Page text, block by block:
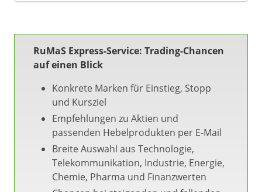
RuMaS Express-Service: Trading-Chancen
auf einen Blick
Konkrete Marken für Einstieg, Stopp
und Kursziel
Empfehlungen zu Aktien und
passenden Hebelprodukten per E-Mail
Breite Auswahl aus Technologie,
Telekommunikation, Industrie, Energie,
Chemie, Pharma und Finanzwerten